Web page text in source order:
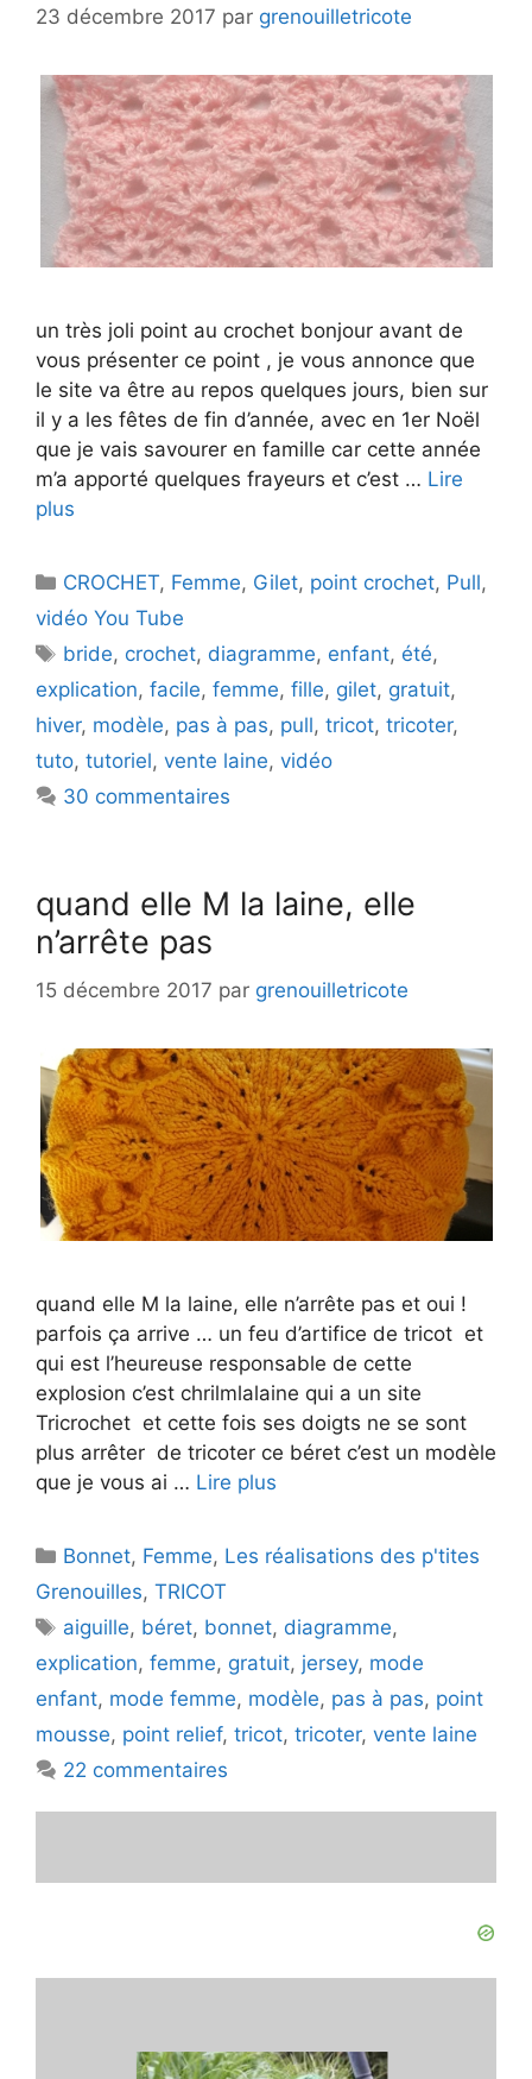
23 décembre 2017 par grenouilletricote
un très joli point au crochet bonjour avant de
vous présenter ce point , je vous annonce que
le site va être au repos quelques jours, bien sur
il y a les fêtes de fin d’année, avec en 1er Noël
que je vais savourer en famille car cette année
m’a apporté quelques frayeurs et c’est … Lire
plus
Catégories
CROCHET, Femme, Gilet, point crochet, Pull,
vidéo You Tube
Étiquettes
bride, crochet, diagramme, enfant, été,
explication, facile, femme, fille, gilet, gratuit,
hiver, modèle, pas à pas, pull, tricot, tricoter,
tuto, tutoriel, vente laine, vidéo
30 commentaires
quand elle M la laine, elle
n’arrête pas
15 décembre 2017 par grenouilletricote
quand elle M la laine, elle n’arrête pas et oui !
parfois ça arrive … un feu d’artifice de tricot et
qui est l’heureuse responsable de cette
explosion c’est chrilmlalaine qui a un site
Tricrochet et cette fois ses doigts ne se sont
plus arrêter de tricoter ce béret c’est un modèle
que je vous ai … Lire plus
Catégories
Bonnet, Femme, Les réalisations des p'tites
Grenouilles, TRICOT
Étiquettes
aiguille, béret, bonnet, diagramme,
explication, femme, gratuit, jersey, mode
enfant, mode femme, modèle, pas à pas, point
mousse, point relief, tricot, tricoter, vente laine
22 commentaires